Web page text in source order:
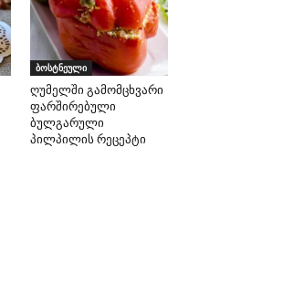
ბოსტნეული
ღუმელში გამომცხვარი
ფარშირებული
ბულგარული
პილპილის რეცეპტი